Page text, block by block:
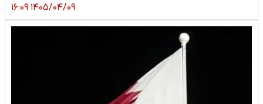
۱۴۰۵/۰۴/۰۹ ۱۶:۰۹